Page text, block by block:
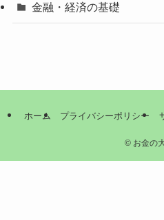
金融・経済の基礎
ホーム プライバシーポリシー
©お金の